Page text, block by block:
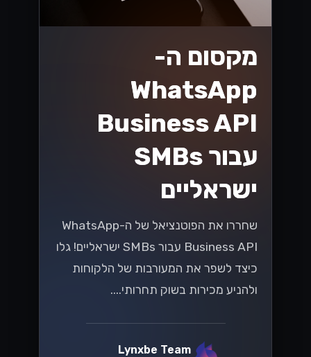
מקסום ה-
WhatsApp
Business API
עבור SMBs
ישראליים
שחררו את הפוטנציאל של ה-WhatsApp
Business API עבור SMBs ישראליים! גלו
כיצד לשפר את המעורבות של הלקוחות
ולהניע מכירות בשוק תחרותי....
Lynxbe Team